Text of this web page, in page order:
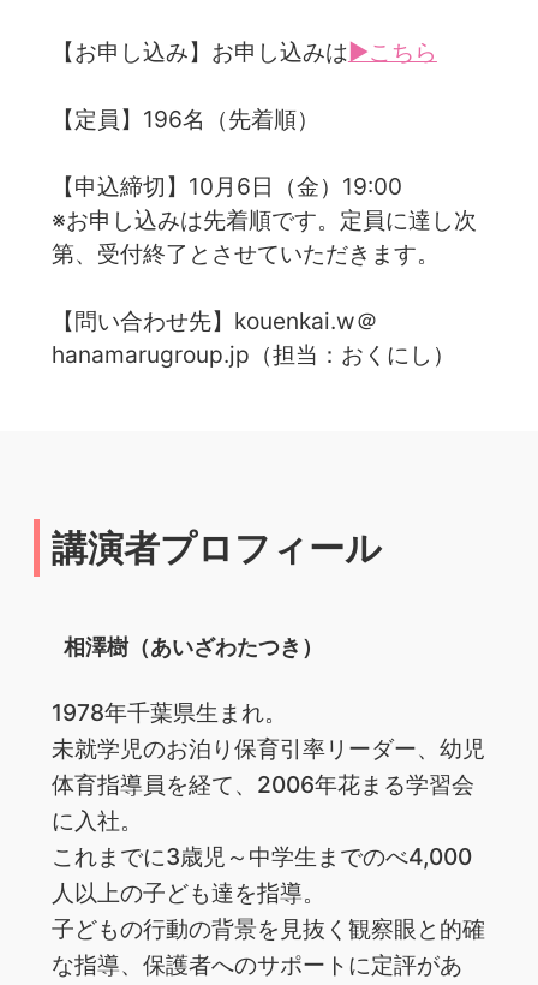
【お申し込み】お申し込みは▶こちら
【定員】196名（先着順）
【申込締切】10月6日（金）19:00
※お申し込みは先着順です。定員に達し次
第、受付終了とさせていただきます。
【問い合わせ先】kouenkai.w＠
hanamarugroup.jp（担当：おくにし）
講演者プロフィール
相澤樹（あいざわたつき）
1978年千葉県生まれ。
未就学児のお泊り保育引率リーダー、幼児
体育指導員を経て、2006年花まる学習会
に入社。
これまでに3歳児～中学生までのべ4,000
人以上の子ども達を指導。
子どもの行動の背景を見抜く観察眼と的確
な指導、保護者へのサポートに定評があ